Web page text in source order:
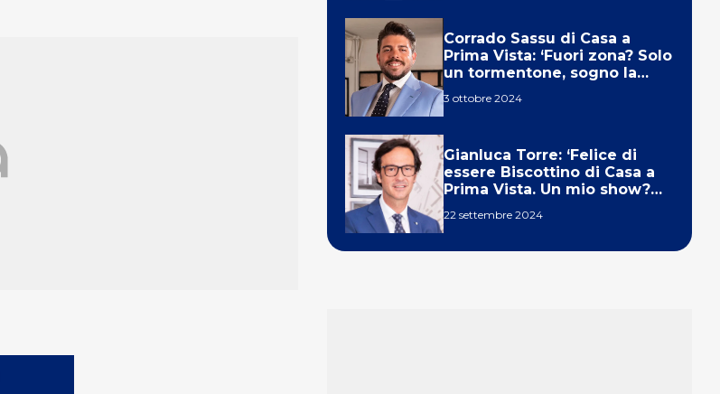
Corrado Sassu di Casa a
Prima Vista: ‘Fuori zona? Solo
un tormentone, sogno la
3 ottobre 2024
Gianluca Torre: ‘Felice di
essere Biscottino di Casa a
Prima Vista. Un mio show?
22 settembre 2024